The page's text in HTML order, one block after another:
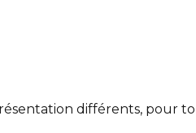
différents, pour